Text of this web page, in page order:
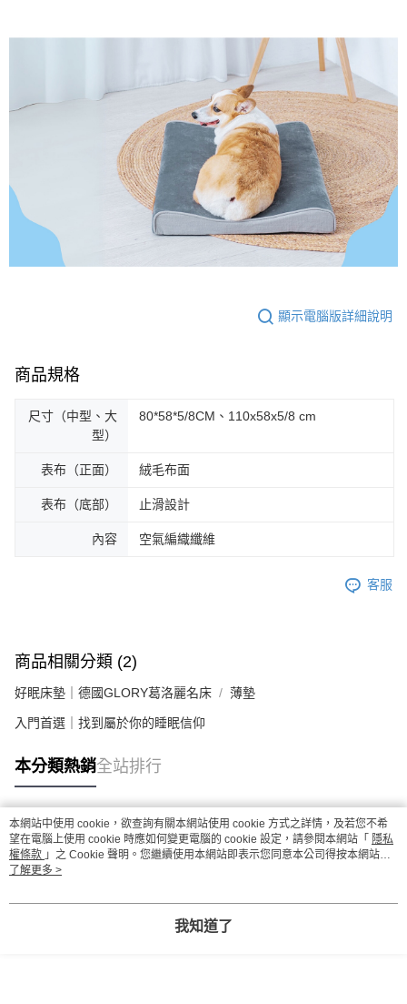
顯示電腦版詳細說明
商品規格
尺寸（中型、大
型）
80*58*5/8CM、110x58x5/8 cm
表布（正面） 絨毛布面
表布（底部） 止滑設計
內容 空氣編織纖維
客服
商品相關分類 (2)
好眠床墊｜德國GLORY葛洛麗名床 薄墊
入門首選｜找到屬於你的睡眠信仰
本分類熱銷全站排行
熱門標籤
本網站中使用 cookie，欲查詢有關本網站使用 cookie 方式之詳情，及若您不希
望在電腦上使用 cookie 時應如何變更電腦的 cookie 設定，請參閱本網站「 隱私
權條款 」之 Cookie 聲明。您繼續使用本網站即表示您同意本公司得按本網站使
用條款之 Cookie 聲明使用 cookie。
了解更多 >
我知道了